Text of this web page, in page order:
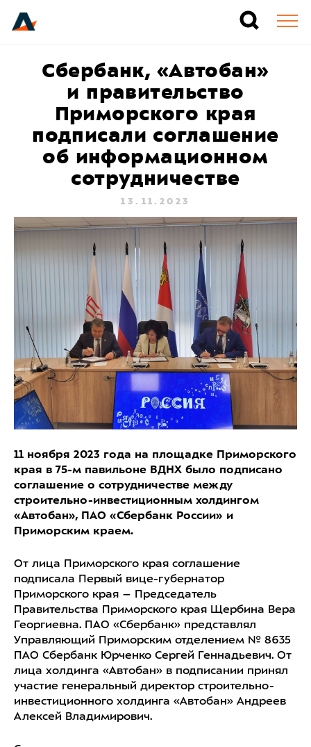
Сбербанк, «Автобан»
и правительство
Приморского края
подписали соглашение
об информационном
сотрудничестве
13.11.2023
11 ноября 2023 года на площадке Приморского
края в 75-м павильоне ВДНХ было подписано
соглашение о сотрудничестве между
строительно-инвестиционным холдингом
«Автобан», ПАО «Сбербанк России» и
Приморским краем.
От лица Приморского края соглашение
подписала Первый вице-губернатор
Приморского края – Председатель
Правительства Приморского края Щербина Вера
Георгиевна. ПАО «Сбербанк» представлял
Управляющий Приморским отделением № 8635
ПАО Сбербанк Юрченко Сергей Геннадьевич. От
лица холдинга «Автобан» в подписании принял
участие генеральный директор строительно-
инвестиционного холдинга «Автобан» Андреев
Алексей Владимирович.